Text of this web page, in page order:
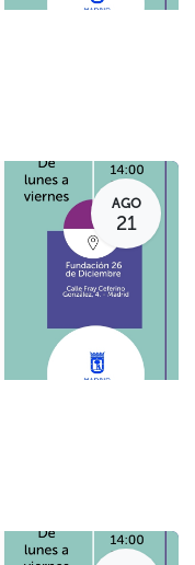
AGO
21